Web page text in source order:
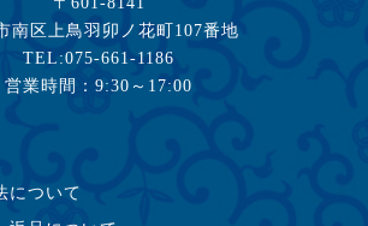
南区上鳥羽卯ノ花町107番地
TEL:075-661-1186
営業時間：9:30～17:00
について